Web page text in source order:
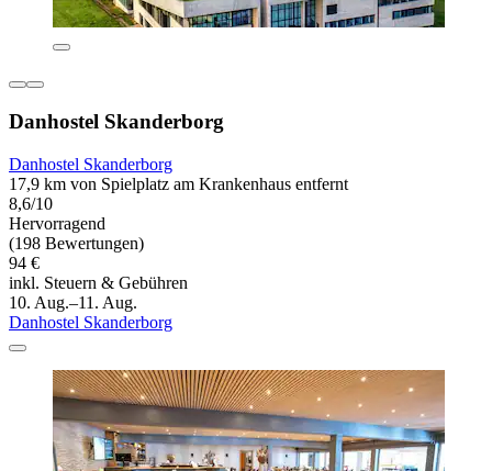
Danhostel Skanderborg
Danhostel Skanderborg
17,9 km von Spielplatz am Krankenhaus entfernt
8,6/10
Hervorragend
(198 Bewertungen)
94 €
inkl. Steuern & Gebühren
10. Aug.–11. Aug.
Danhostel Skanderborg